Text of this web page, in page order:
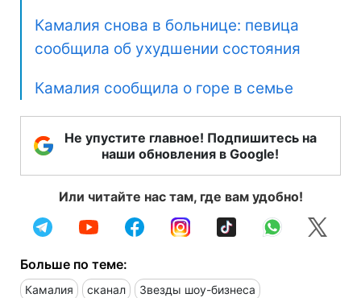
Камалия снова в больнице: певица
сообщила об ухудшении состояния
Камалия сообщила о горе в семье
Не упустите главное! Подпишитесь на
наши обновления в Google!
Или читайте нас там, где вам удобно!
Больше по теме:
Камалия сканал Звезды шоу-бизнеса